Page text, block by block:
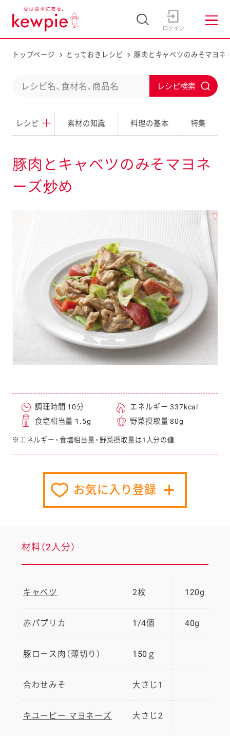
トップページ とっておきレシピ 豚肉とキャベツのみそマヨネ
レシピ 素材の知識 料理の基本 特集
d
c
t
b
t
豚肉とキャベツのみそマヨネ
ーズ炒め
調理時間 10分
エネルギー 337kcal
食塩相当量 1.5g
野菜摂取量 80g
※エネルギー・食塩相当量・野菜摂取量は1人分の値
お気に入り登録
材料（2人分）
キャベツ 2枚 120g
赤パプリカ 1/4個 40g
豚ロース肉（薄切り） 150ｇ
合わせみそ 大さじ1
キユーピー マヨネーズ 大さじ2